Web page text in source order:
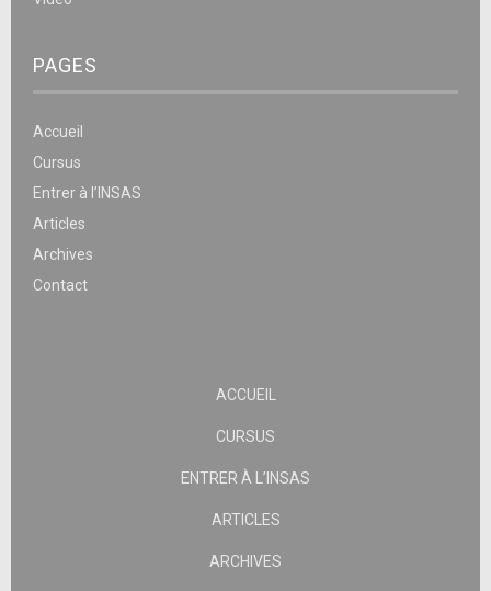
PAGES
Accueil
Cursus
Entrer à l’INSAS
Articles
Archives
Contact
ACCUEIL
CURSUS
ENTRER À L’INSAS
ARTICLES
ARCHIVES